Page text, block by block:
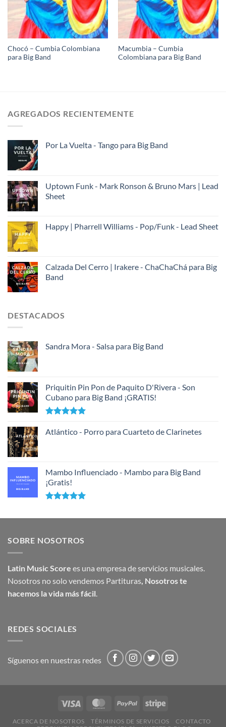
Chocó – Cumbia Colombiana
para Big Band
Macumbia – Cumbia
Colombiana para Big Band
AGREGADOS RECIENTEMENTE
Por La Vuelta - Tango para Big Band
Uptown Funk - Mark Ronson & Bruno Mars | Lead
Sheet
Happy | Pharrell Williams - Pop/Funk - Lead Sheet
Calzada Del Cerro | Irakere - ChaChaChá para Big
Band
DESTACADOS
Sandra Mora - Salsa para Big Band
Priquitin Pin Pon de Paquito D'Rivera - Son
Cubano para Big Band ¡GRATIS!
con5.00
Atlántico - Porro para Cuarteto de Clarinetes
Mambo Influenciado - Mambo para Big Band
¡Gratis!
SOBRE NOSOTROS
Latin Music Score es una empresa de servicios musicales.
Nosotros no solo vendemos Partituras, Nosotros te
hacemos la vida más fácil.
REDES SOCIALES
Síguenos en nuestras redes
ACERCA DE NOSOTROS TÉRMINOS DE SERVICIOS
CONTACTO